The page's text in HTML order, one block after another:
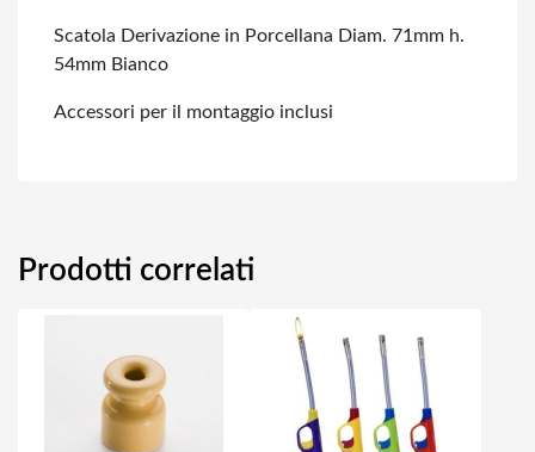
Scatola Derivazione in Porcellana Diam. 71mm h.
54mm Bianco
Accessori per il montaggio inclusi
Prodotti correlati